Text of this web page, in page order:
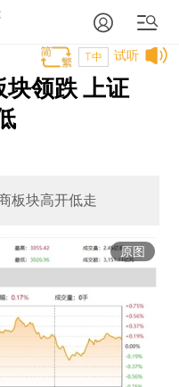
试听
T中
领跌 上证
板块高开低走
原图